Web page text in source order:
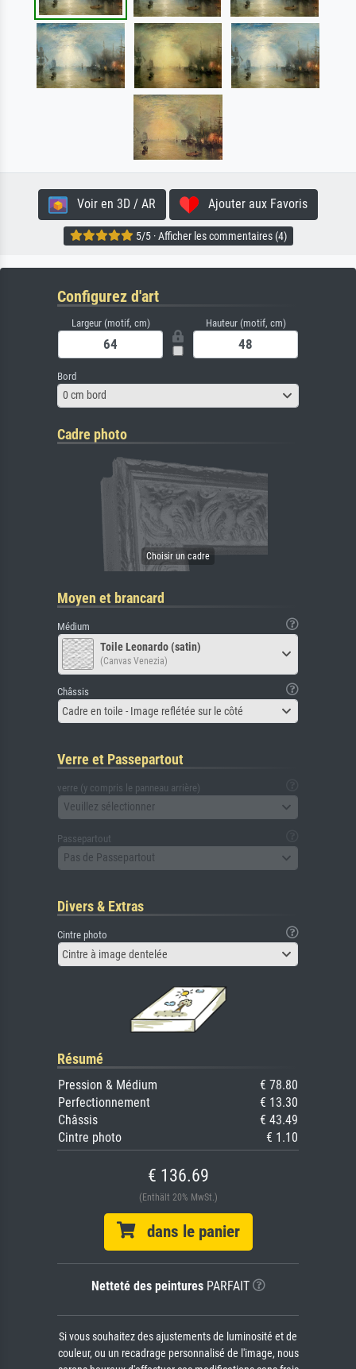
Voir en 3D / AR Ajouter aux Favoris
5/5 · Afficher les commentaires (4)
Configurez d'art
Largeur (motif, cm) Hauteur (motif, cm)
Bord
0 cm bord
Cadre photo
Moyen et brancard
Médium
Toile Leonardo (satin)
(Canvas Venezia)
Châssis
Cadre en toile - Image reflétée sur le côté
Verre et Passepartout
verre (y compris le panneau arrière)
Veuillez sélectionner
Passepartout
Pas de Passepartout
Divers & Extras
Cintre photo
Cintre à image dentelée
Résumé
Pression & Médium
€ 78.80
Perfectionnement
€ 13.30
Châssis
€ 43.49
Cintre photo
€ 1.10
€ 136.69
(Enthält 20% MwSt.)
dans le panier
Netteté des peinturesPARFAIT
Si vous souhaitez des ajustements de luminosité et de
couleur, ou un recadrage personnalisé de l'image, nous